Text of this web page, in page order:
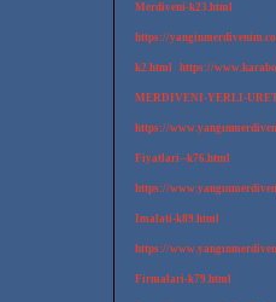
Merdiveni-k23.html
https://
k2.html https://
MERDIVENI-YERLI-
https://
Fiyatlari--k76.html
https://
Imalati-k89.html
https://
Firmalari-k79.html